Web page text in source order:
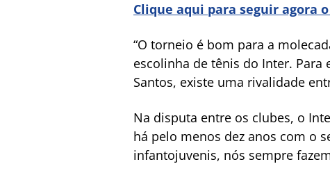
Clique aqui para seguir agora
“O torneio é bom para a
escolinha de tênis do Inter. Para
Santos, existe uma rivalidade
Na disputa entre os clubes, o
há pelo menos dez anos com o
infantojuvenis, nós sempre